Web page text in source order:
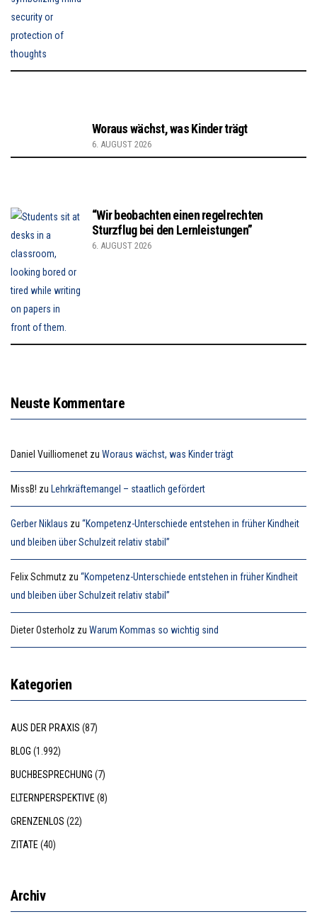
Woraus wächst, was Kinder trägt
6. AUGUST 2026
“Wir beobachten einen regelrechten
Sturzflug bei den Lernleistungen”
6. AUGUST 2026
Neuste Kommentare
Daniel Vuilliomenet zu Woraus wächst, was Kinder trägt
MissB! zu Lehrkräftemangel – staatlich gefördert
Gerber Niklaus zu “Kompetenz-Unterschiede entstehen in früher Kindheit
und bleiben über Schulzeit relativ stabil”
Felix Schmutz zu “Kompetenz-Unterschiede entstehen in früher Kindheit
und bleiben über Schulzeit relativ stabil”
Dieter Osterholz zu Warum Kommas so wichtig sind
Kategorien
AUS DER PRAXIS (87)
BLOG (1.992)
BUCHBESPRECHUNG (7)
ELTERNPERSPEKTIVE(8)
GRENZENLOS (22)
ZITATE(40)
Archiv